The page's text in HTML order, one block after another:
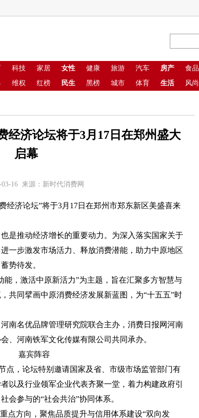
科技 家居 女性 健康 旅游 汽车 房产 食品
维权 红榜 民生 黑榜 城市 体育 生活 风尚
经济论坛将于3月17日在郑州盛大
启幕
16 来源： 新时代消费网
济论坛”将于3月17日在郑州市郑东新区美盛喜来
推动经济增长的重要动力。为深入落实国家关于
一步激发市场活力、释放消费潜能，助力中原地区
势待发。
，激活中原新活力”为主题，旨在汇聚多方智慧与
共同擘画中原消费经济发展新蓝图，为“十五五”时
名优品牌管理研究院联合主办，消费日报网河南
、河南铁军文化传媒有限公司共同承办。
嘉宾阵容
，论坛特别邀请国家及省、市级市场监管部门有
以及行业领军企业代表齐聚一堂，着力构建政府引
会参与的“社会共治”协同体系。
方向，聚焦品质提升与信用体系建设“双向发